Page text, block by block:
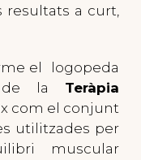
a curt,
el logopeda
de la Teràpia
com el conjunt
utilitzades per
muscular